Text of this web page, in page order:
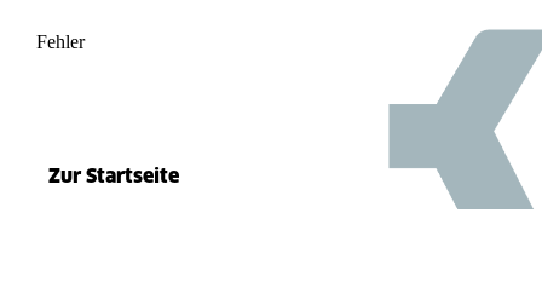
Fehler 500
Zur Startseite